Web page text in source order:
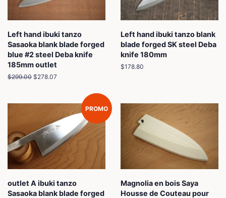
Left hand ibuki tanzo
Sasaoka blank blade forged
blue #2 steel Deba knife
185mm outlet
Prix
$299.00 Prix
$278.07
Left hand ibuki tanzo blank
blade forged SK steel Deba
knife 180mm
Prix
$178.80
PROMO
outlet A ibuki tanzo
Sasaoka blank blade forged
Magnolia en bois Saya
Housse de Couteau pour